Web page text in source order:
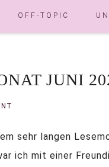
OFF-TOPIC
JUNI
sehr langen
ich mit einer